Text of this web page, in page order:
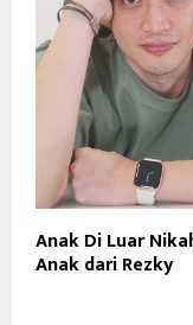
Anak Di Luar
Anak dari Rezky